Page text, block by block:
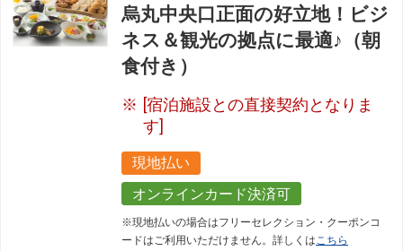
烏丸中央口正面の好立地！ビジ
ネス＆観光の拠点に最適♪（朝
食付き）
[宿泊施設との直接契約となりま
す]
現地払い
オンラインカード決済可
※現地払いの場合はフリーセレクション・クーポンコ
ードはご利用いただけません。詳しくはこちら